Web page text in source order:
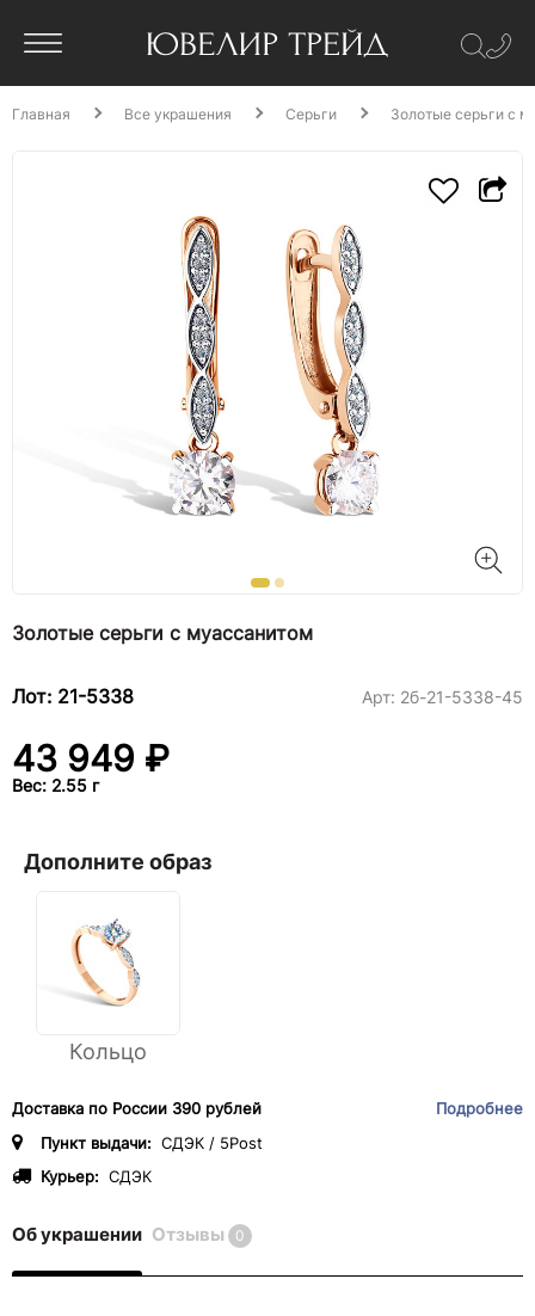
Главная Все украшения Серьги Золотые серьги с
Золотые серьги с муассанитом
Лот: 21-5338 Арт: 2б-21-5338-45
43 949 ₽
Вес: 2.55 г
Дополните образ
Кольцо
Доставка по России 390 рублей
Подробнее
Пункт выдачи: СДЭК / 5Post
Курьер: СДЭК
Об украшении Отзывы 0